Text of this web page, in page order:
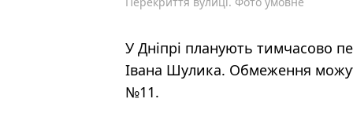
У Дніпрі планують тимчасово
Івана Шулика. Обмеження
№11.